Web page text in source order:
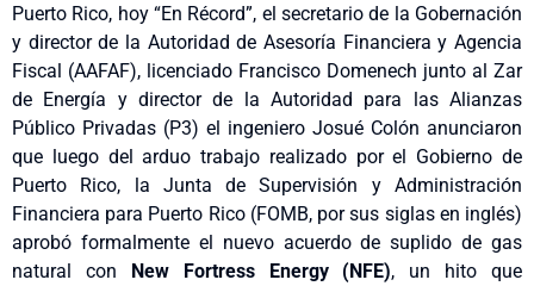
Puerto Rico, hoy “En Récord”, el secretario de la Gobernación
y director de la Autoridad de Asesoría Financiera y Agencia
Fiscal (AAFAF), licenciado Francisco Domenech junto al Zar
de Energía y director de la Autoridad para las Alianzas
Público Privadas (P3) el ingeniero Josué Colón anunciaron
que luego del arduo trabajo realizado por el Gobierno de
Puerto Rico, la Junta de Supervisión y Administración
Financiera para Puerto Rico (FOMB, por sus siglas en inglés)
aprobó formalmente el nuevo acuerdo de suplido de gas
natural con New Fortress Energy (NFE), un hito que